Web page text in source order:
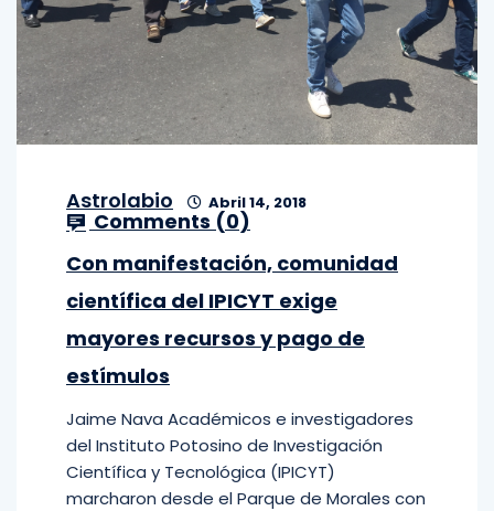
Astrolabio Abril 14, 2018
Comments (0)
Con manifestación, comunidad
científica del IPICYT exige
mayores recursos y pago de
estímulos
Jaime Nava Académicos e investigadores
del Instituto Potosino de Investigación
Científica y Tecnológica (IPICYT)
marcharon desde el Parque de Morales con